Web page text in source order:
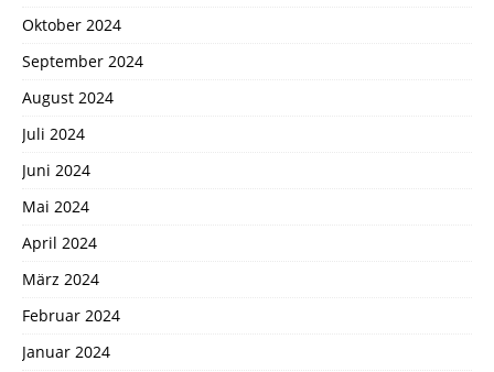
Oktober 2024
September 2024
August 2024
Juli 2024
Juni 2024
Mai 2024
April 2024
März 2024
Februar 2024
Januar 2024